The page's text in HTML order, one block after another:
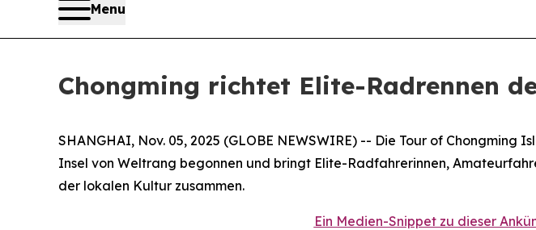
Menu
Chongming richtet Elite-Radrennen
SHANGHAI, Nov. 05, 2025 (GLOBE NEWSWIRE) -- Die Tour of
Insel von Weltrang begonnen und bringt Elite-Radfahrerinnen,
der lokalen Kultur zusammen.
Ein Medien-Snippet zu dieser